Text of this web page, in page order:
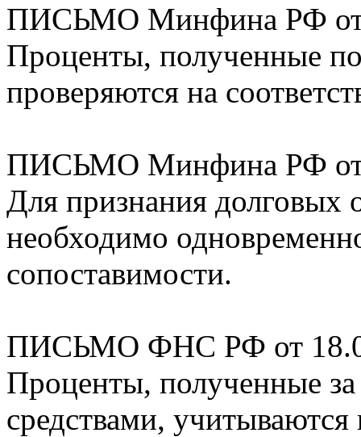
ПИСЬМО Минфина РФ от
Проценты, полученные
проверяются на
ПИСЬМО Минфина РФ от
Для признания долговых
необходимо
сопоставимости.
ПИСЬМО ФНС РФ от
Проценты, полученные
средствами, учитываются